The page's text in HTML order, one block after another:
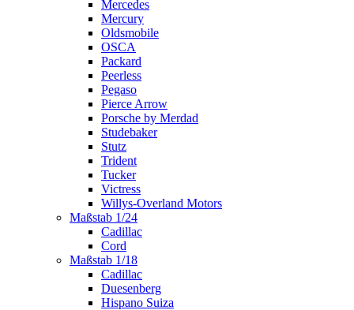
Mercedes
Mercury
Oldsmobile
OSCA
Packard
Peerless
Pegaso
Pierce Arrow
Porsche by Merdad
Studebaker
Stutz
Trident
Tucker
Victress
Willys-Overland Motors
Maßstab 1/24
Cadillac
Cord
Maßstab 1/18
Cadillac
Duesenberg
Hispano Suiza